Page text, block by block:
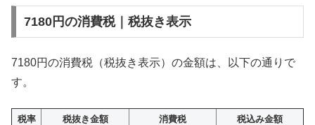
7180円の消費税｜税抜き表示
7180円の消費税（税抜き表示）の金額は、以下の通りで
す。
税率 税抜き金額 消費税
税込み金額